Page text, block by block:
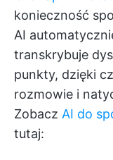
konieczność
AI
transkrybuje
punkty, dzięki
rozmowie i
Zobacz AI do
tutaj: